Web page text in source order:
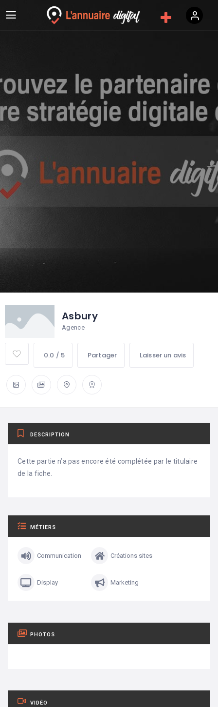
Asbury
Agence
0.0 / 5 Partager Laisser un avis
DESCRIPTION
Cette partie n’a pas encore été complétée par le titulaire
de la fiche.
MÉTIERS
Communication Créations sites
Display Marketing
PHOTOS
VIDÉO